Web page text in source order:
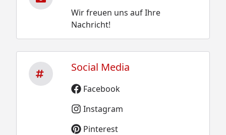
Wir freuen uns auf Ihre
Nachricht!
Social Media
Facebook
Instagram
Pinterest